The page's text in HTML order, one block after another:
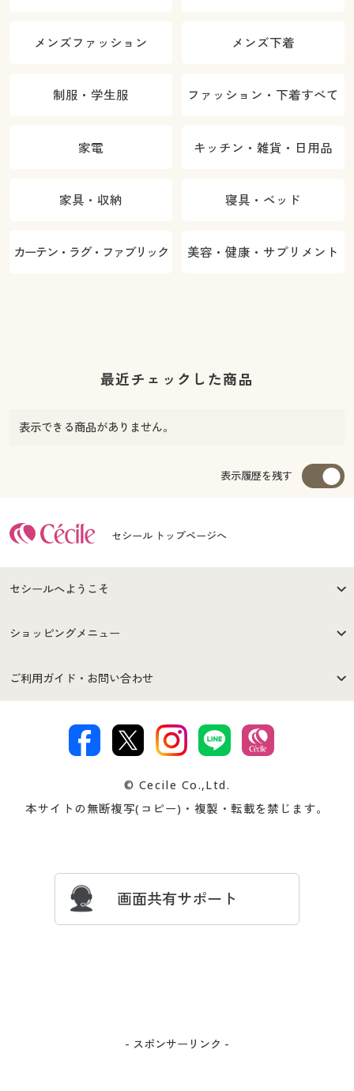
メンズファッション メンズ下着
制服・学生服 ファッション・下着すべて
家電 キッチン・雑貨・日用品
家具・収納 寝具・ベッド
カーテン・ラグ・ファブリック 美容・健康・サプリメント
最近チェックした商品
表示できる商品がありません。
表示履歴を残す
セシール トップページへ
セシールへようこそ
はじめての方へ
セシールご利用規約
著作権・商標について 会社案内
ショッピングメニュー
商品カテゴリ
プレゼント＆キャンペーン サイトマップ
ご利用ガイド・お問い合わせ
交換・返品は お支払は
ついて
忘れの場合
© Cecile Co.,Ltd.
本サイトの無断複写(コピー)・複製・転載を禁じます。
画面共有サポート
- スポンサーリンク -